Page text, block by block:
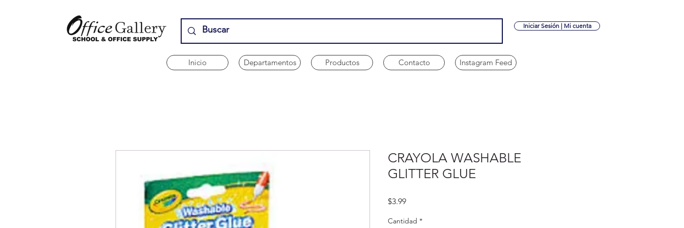
Iniciar Sesión | Mi cuenta
Inicio Departamentos Productos Contacto Instagram Feed
CRAYOLA WASHABLE
GLITTER GLUE
$3.99Precio
Cantidad *